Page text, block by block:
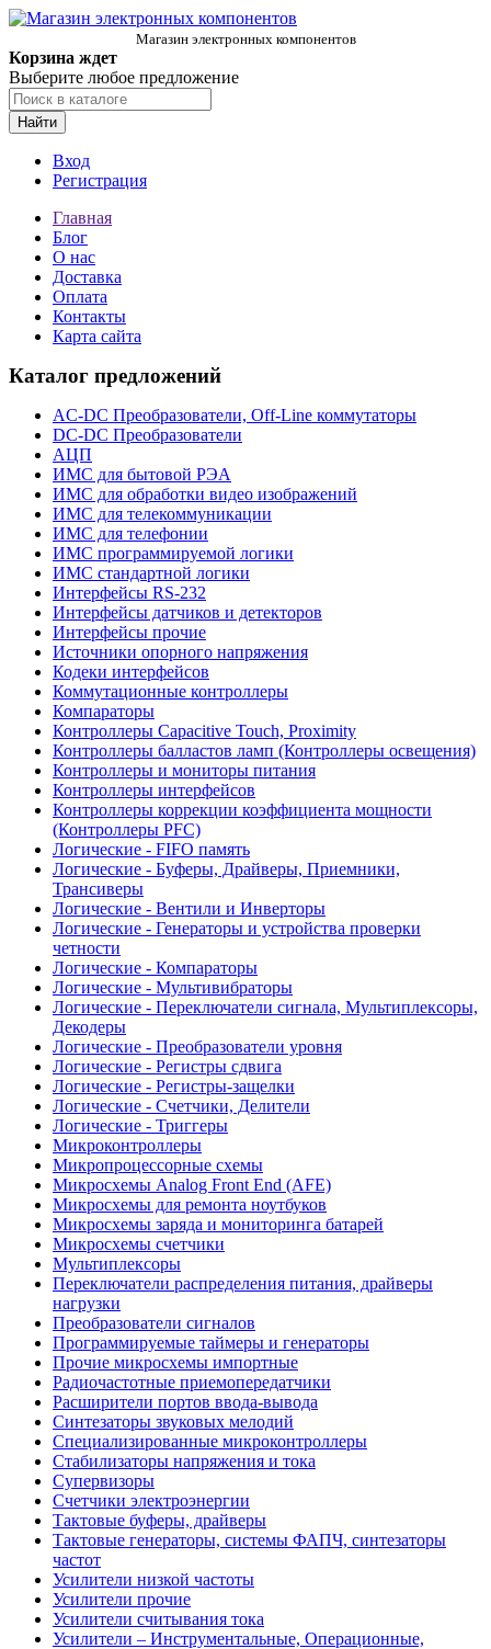
Магазин электронных компонентов
Корзина ждет
Выберите любое предложение
Найти
Вход
Регистрация
Главная
Блог
О нас
Доставка
Оплата
Контакты
Карта сайта
Каталог предложений
AC-DC Преобразователи, Off-Line коммутаторы
DC-DC Преобразователи
АЦП
ИМС для бытовой РЭА
ИМС для обработки видео изображений
ИМС для телекоммуникации
ИМС для телефонии
ИМС программируемой логики
ИМС стандартной логики
Интерфейсы RS-232
Интерфейсы датчиков и детекторов
Интерфейсы прочие
Источники опорного напряжения
Кодеки интерфейсов
Коммутационные контроллеры
Компараторы
Контроллеры Capacitive Touch, Proximity
Контроллеры балластов ламп (Контроллеры освещения)
Контроллеры и мониторы питания
Контроллеры интерфейсов
Контроллеры коррекции коэффициента мощности
(Контроллеры PFC)
Логические - FIFO память
Логические - Буферы, Драйверы, Приемники,
Трансиверы
Логические - Вентили и Инверторы
Логические - Генераторы и устройства проверки
четности
Логические - Компараторы
Логические - Мультивибраторы
Логические - Переключатели сигнала, Мультиплексоры,
Декодеры
Логические - Преобразователи уровня
Логические - Регистры сдвига
Логические - Регистры-защелки
Логические - Счетчики, Делители
Логические - Триггеры
Микроконтроллеры
Микропроцессорные схемы
Микросхемы Analog Front End (AFE)
Микросхемы для ремонта ноутбуков
Микросхемы заряда и мониторинга батарей
Микросхемы счетчики
Мультиплексоры
Переключатели распределения питания, драйверы
нагрузки
Преобразователи сигналов
Программируемые таймеры и генераторы
Прочие микросхемы импортные
Радиочастотные приемопередатчики
Расширители портов ввода-вывода
Синтезаторы звуковых мелодий
Специализированные микроконтроллеры
Стабилизаторы напряжения и тока
Супервизоры
Счетчики электроэнергии
Тактовые буферы, драйверы
Тактовые генераторы, системы ФАПЧ, синтезаторы
частот
Усилители низкой частоты
Усилители прочие
Усилители считывания тока
Усилители – Инструментальные, Операционные,